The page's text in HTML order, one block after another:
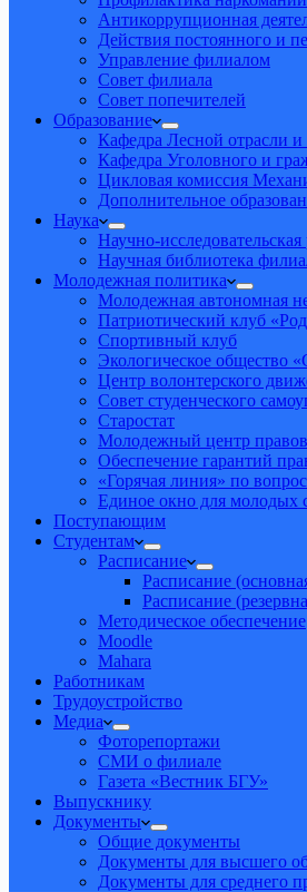
Антикоррупционная
Действия постоянного и
Управление филиалом
Совет филиала
Совет попечителей
Образование
Кафедра Лесной отрасли
Кафедра Уголовного и
Цикловая комиссия
Дополнительное
Наука
Научно-
Научная библиотека
Молодежная политика
Молодежная автономная
Патриотический клуб
Спортивный клуб
Экологическое общество
Центр волонтерского
Совет студенческого
Старостат
Молодежный центр
Обеспечение гарантий
«Горячая линия» по
Единое окно для молодых
Поступающим
Студентам
Расписание
Расписание
Расписание
Методическое обеспечение
Moodle
Mahara
Работникам
Трудоустройство
Медиа
Фоторепортажи
СМИ о филиале
Газета «Вестник БГУ»
Выпускнику
Документы
Общие документы
Документы для высшего
Документы для среднего